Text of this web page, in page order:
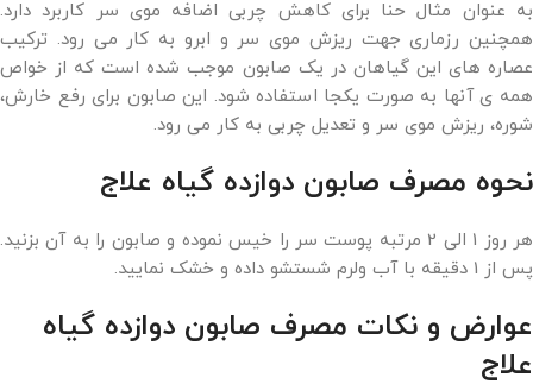
به عنوان مثال حنا برای کاهش چربی اضافه موی سر کاربرد دارد.
همچنین رزماری جهت ریزش موی سر و ابرو به کار می رود. ترکیب
عصاره های این گیاهان در یک صابون موجب شده است که از خواص
همه ی آنها به صورت یکجا استفاده شود. این صابون برای رفع خارش،
شوره، ریزش موی سر و تعدیل چربی به کار می رود.
نحوه مصرف صابون دوازده گیاه علاج
هر روز 1 الی 2 مرتبه پوست سر را خیس نموده و صابون را به آن بزنید.
پس از 1 دقیقه با آب ولرم شستشو داده و خشک نمایید.
عوارض و نکات مصرف صابون دوازده گیاه
علاج